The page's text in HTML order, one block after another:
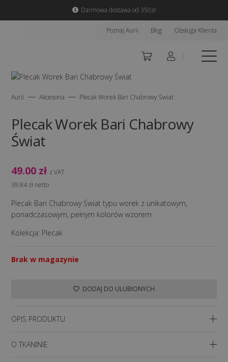
Darmowa dostawa od 350zł
Poznaj Aurii Blog Obsługa Klienta
Aurii Akcesoria Plecak Worek Bari Chabrowy Świat
Plecak Worek Bari Chabrowy
Świat
49.00 zł z VAT
39.84 zł netto
Plecak Bari Chabrowy Świat typu worek z unikatowym,
ponadczasowym, pełnym kolorów wzorem
Kolekcja: Plecak
Brak w magazynie
DODAJ DO ULUBIONYCH
OPIS PRODUKTU
O TKANINIE